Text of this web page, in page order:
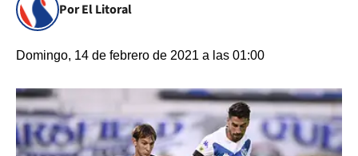
Por El Litoral
Domingo, 14 de febrero de 2021 a las 01:00